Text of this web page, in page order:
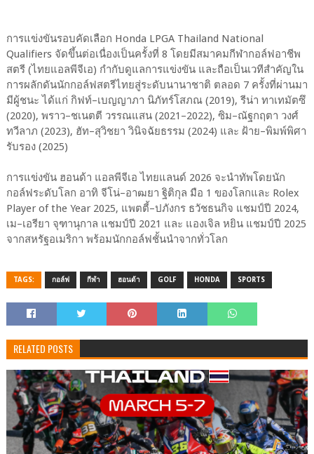
การแข่งขันรอบคัดเลือก Honda LPGA Thailand National
Qualifiers จัดขึ้นต่อเนื่องเป็นครั้งที่ 8 โดยมีสมาคมกีฬากอล์ฟอาชีพ
สตรี (ไทยแอลพีจีเอ) กำกับดูแลการแข่งขัน และถือเป็นเวทีสำคัญใน
การผลักดันนักกอล์ฟสตรีไทยสู่ระดับนานาชาติ ตลอด 7 ครั้งที่ผ่านมา
มีผู้ชนะ ได้แก่ กิฟท์–เบญญาภา นิภัทร์โสภณ (2019), รีน่า ทาเทมัตซึ
(2020), พราว–ชเนตตี วรรณแสน (2021–2022), ซิม–ณัฐกฤตา วงศ์
ทวีลาภ (2023), ฮัท–สุวิชยา วินิจฉัยธรรม (2024) และ ฝ้าย–พิมพ์พิศา
รับรอง (2025)
การแข่งขัน ฮอนด้า แอลพีจีเอ ไทยแลนด์ 2026 จะนำทัพโดยนัก
กอล์ฟระดับโลก อาทิ จีโน่–อาฒยา ฐิติกุล มือ 1 ของโลกและ Rolex
Player of the Year 2025, แพตตี้–ปภังกร ธวัชธนกิจ แชมป์ปี 2024,
เม–เอรียา จุฑานุกาล แชมป์ปี 2021 และ แองเจิล หยิน แชมป์ปี 2025
จากสหรัฐอเมริกา พร้อมนักกอล์ฟชั้นนำจากทั่วโลก
TAGS: กอล์ฟ กีฬา ฮอนด้า GOLF HONDA SPORTS
RELATED POSTS